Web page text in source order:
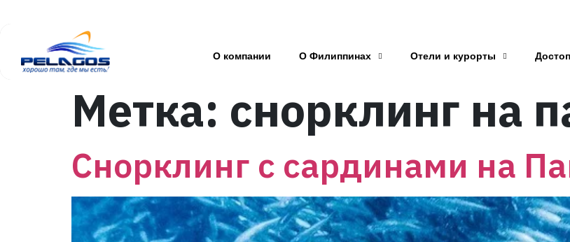
О компании О Филиппинах Отели и курорты
Метка: снорклинг на
Снорклинг с сардинами на